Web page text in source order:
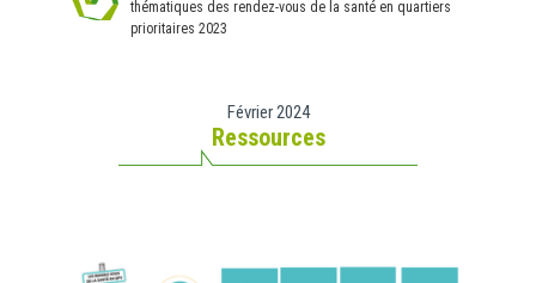
thématiques des rendez-vous de la santé en quartiers
prioritaires 2023
Février 2024
Ressources